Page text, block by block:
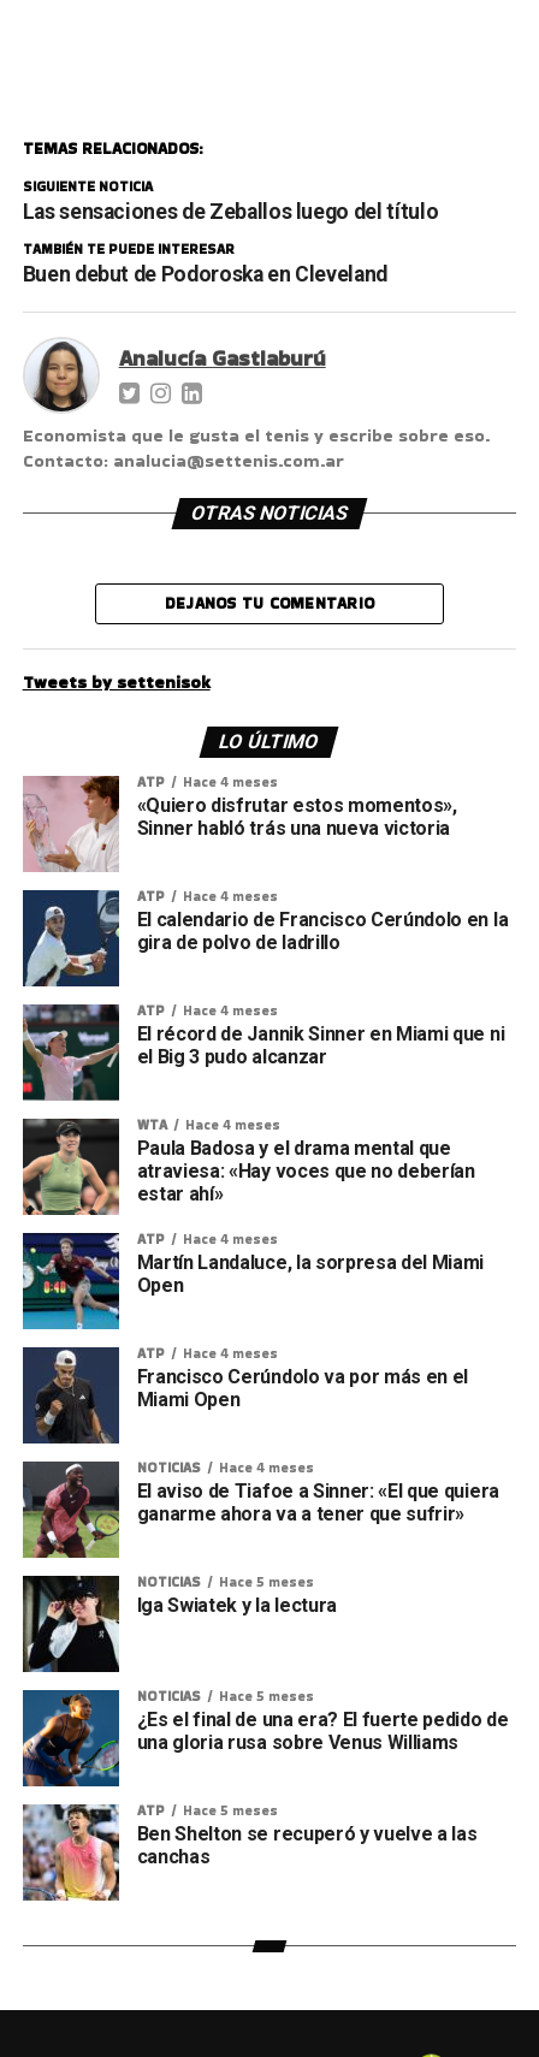
TEMAS RELACIONADOS:
SIGUIENTE NOTICIA
Las sensaciones de Zeballos luego del título
TAMBIÉN TE PUEDE INTERESAR
Buen debut de Podoroska en Cleveland
Analucía Gastiaburú
Economista que le gusta el tenis y escribe sobre eso.
Contacto: analucia@settenis.com.ar
OTRAS NOTICIAS
DEJANOS TU COMENTARIO
Tweets by settenisok
LO ÚLTIMO
ATP Hace 4 meses
«Quiero disfrutar estos momentos»,
Sinner habló trás una nueva victoria
ATP Hace 4 meses
El calendario de Francisco Cerúndolo en la
gira de polvo de ladrillo
ATP Hace 4 meses
El récord de Jannik Sinner en Miami que ni
el Big 3 pudo alcanzar
WTA Hace 4 meses
Paula Badosa y el drama mental que
atraviesa: «Hay voces que no deberían
estar ahí»
ATP Hace 4 meses
Martín Landaluce, la sorpresa del Miami
Open
ATP Hace 4 meses
Francisco Cerúndolo va por más en el
Miami Open
NOTICIAS Hace 4 meses
El aviso de Tiafoe a Sinner: «El que quiera
ganarme ahora va a tener que sufrir»
NOTICIAS Hace 5 meses
Iga Swiatek y la lectura
NOTICIAS Hace 5 meses
¿Es el final de una era? El fuerte pedido de
una gloria rusa sobre Venus Williams
ATP Hace 5 meses
Ben Shelton se recuperó y vuelve a las
canchas